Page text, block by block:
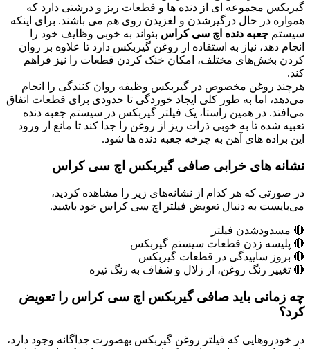
گیربکس مجموعه ای از دنده ها و قطعات ریز و درشتی دارد که
همواره در حال درگیرشدن و لغزیدن روی هم می باشند. برای اینکه
سیستم جعبه دنده اچ سی کراس بتواند به خوبی وظایف خود را
انجام دهد، نیاز به استفاده از روغن گیربکس دارد تا علاوه بر روان
کردن بخش‌های مختلف، امکان خنک کردن قطعات را نیز فراهم
کند.
هرچند روغن مخصوص در گیربکس وظیفه روان کنندگی را انجام
می‌دهد، اما به طور کلی ایجاد خوردگی تا حدودی برای قطعات اتفاق
می‌افتد. در همین راستا، یک فیلتر گیربکس در سیستم جعبه دنده
تعبیه شده تا به خوبی ذرات ریز از روغن را جدا کند تا مانع از ورود
این براده های آهن به چرخه جعبه دنده ها شود.
نشانه­ های خرابی صافی گیربکس اچ سی کراس
در صورتی که هر کدام از نشانه‌های زیر را مشاهده کردید،
می‌بایست به دنبال تعویض فیلتر اچ سی کراس خود باشید.
🔴 مسدودشدن فیلتر
🔴 پلیسه ­زدن قطعات سیستم گیربکس
🔴 بروز ساییدگی در قطعات گیربکس
🔴 تغییر رنگ روغن، از زلال و شفاف­ به رنگ تیره
چه زمانی باید صافی گیربکس اچ سی کراس را تعویض
کرد؟
در خودروهایی که فیلتر روغن گیربکس به­صورت جداگانه وجود دارد،